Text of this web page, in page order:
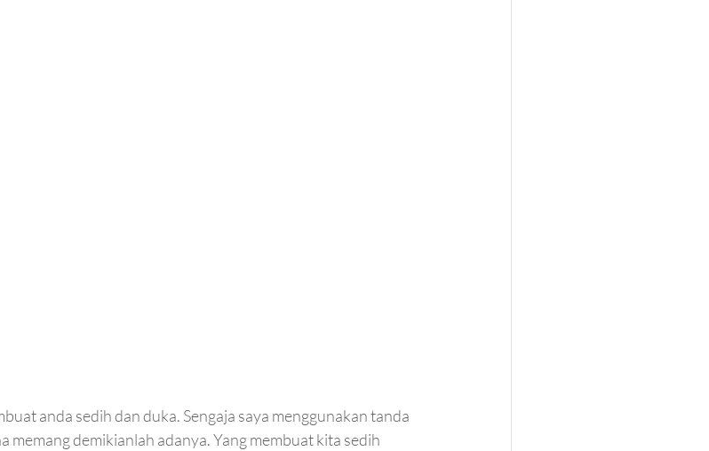
anda sedih dan duka. Sengaja saya menggunakan tanda
memang demikianlah adanya. Yang membuat kita sedih